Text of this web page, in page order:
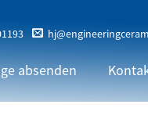
absenden